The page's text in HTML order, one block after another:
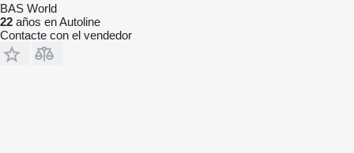
BAS World
22 años en Autoline
Contacte con el vendedor